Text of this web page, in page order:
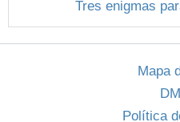
Tres enigmas
Mapa
Política